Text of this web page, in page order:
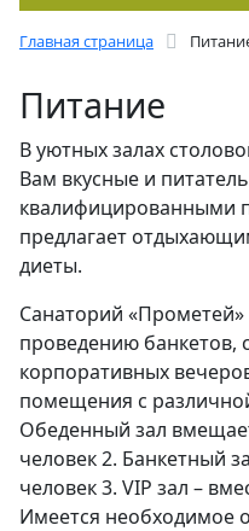
Главная страница
Питание
В уютных залах
Вам вкусные и
квалифицированными
предлагает
диеты.
Санаторий «Прометей»
проведению банкетов,
корпоративных
помещения с
Обеденный зал
человек 2. Банкетный
человек 3. VIP зал –
Имеется необходимое